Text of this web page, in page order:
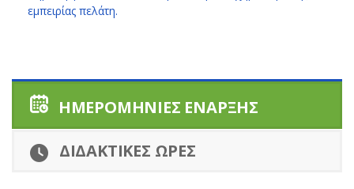
εμπειρίας πελάτη.
ΗΜΕΡΟΜΗΝΙΕΣ ΕΝΑΡΞΗΣ
ΔΙΔΑΚΤΙΚΕΣ ΩΡΕΣ